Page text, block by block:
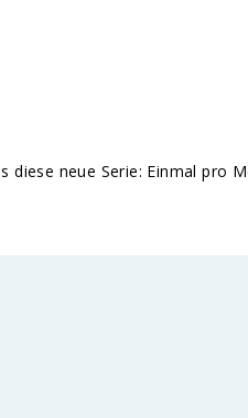
diese neue Serie: Einmal pro